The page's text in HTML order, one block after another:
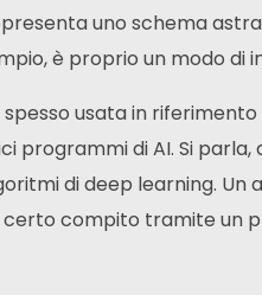
uno schema
è proprio un modo di
spesso usata in
programmi di AI. Si
di deep learning.
compito tramite un